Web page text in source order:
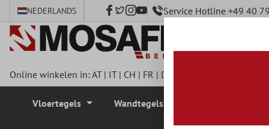
hoofdinhoud
NEDERLANDS Service Hotline +49 40
Online winkelen in:AT| IT| CH | FR | DE
Vloertegels Wandtegels